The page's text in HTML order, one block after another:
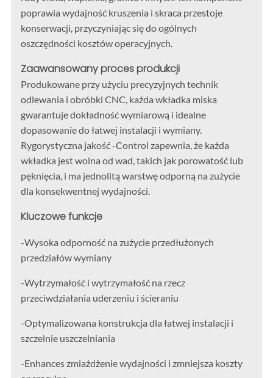
poprawia wydajność kruszenia i skraca przestoje
konserwacji, przyczyniając się do ogólnych
oszczędności kosztów operacyjnych.
Zaawansowany proces produkcji
Produkowane przy użyciu precyzyjnych technik
odlewania i obróbki CNC, każda wkładka miska
gwarantuje dokładność wymiarową i idealne
dopasowanie do łatwej instalacji i wymiany.
Rygorystyczna jakość -Control zapewnia, że każda
wkładka jest wolna od wad, takich jak porowatość lub
pęknięcia, i ma jednolitą warstwę odporną na zużycie
dla konsekwentnej wydajności.
Kluczowe funkcje
-Wysoka odporność na zużycie przedłużonych
przedziałów wymiany
-Wytrzymałość i wytrzymałość na rzecz
przeciwdziałania uderzeniu i ścieraniu
-Optymalizowana konstrukcja dla łatwej instalacji i
szczelnie uszczelniania
-Enhances zmiażdżenie wydajności i zmniejsza koszty